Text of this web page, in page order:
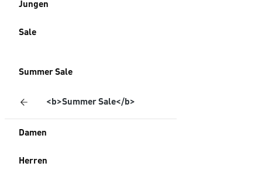
Jungen
Sale
Summer Sale
<b>Summer Sale</b>
Damen
Herren